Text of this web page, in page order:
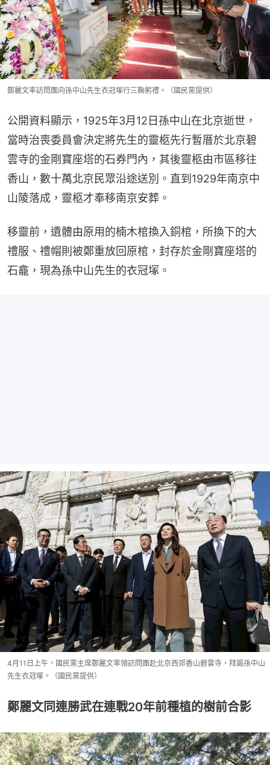
鄭麗文率訪問團向孫中山先生衣冠塚行三鞠躬禮。（國民黨提供）
公開資料顯示，1925年3月12日孫中山在北京逝世，
當時治喪委員會決定將先生的靈柩先行暫厝於北京碧
雲寺的金剛寶座塔的石券門內，其後靈柩由市區移往
香山，數十萬北京民眾沿途送別。直到1929年南京中
山陵落成，靈柩才奉移南京安葬。
移靈前，遺體由原用的楠木棺換入銅棺，所換下的大
禮服、禮帽則被鄭重放回原棺，封存於金剛寶座塔的
石龕，現為孫中山先生的衣冠塚。
4月11日上午，國民黨主席鄭麗文率領訪問團赴北京西郊香山碧雲寺，拜謁孫中山
先生衣冠塚。（國民黨提供）
鄭麗文同連勝武在連戰20年前種植的樹前合影